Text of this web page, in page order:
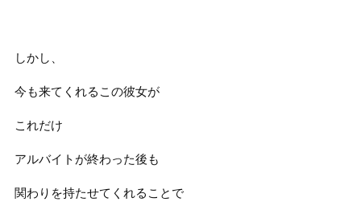
しかし、
今も来てくれるこの彼女が
これだけ
アルバイトが終わった後も
関わりを持たせてくれることで